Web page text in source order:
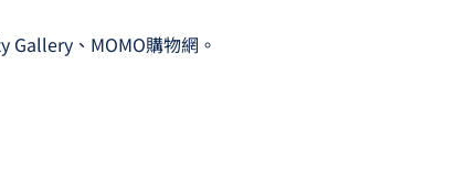
Gallery、MOMO購物網。